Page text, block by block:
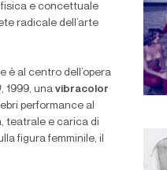
fisica e concettuale
radicale dell’arte
è al centro dell’opera
, 1999, unavibracolor
performance al
teatrale e carica di
figura femminile, il